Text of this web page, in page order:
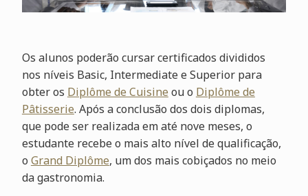
Os alunos poderão cursar certificados divididos
nos níveis Basic, Intermediate e Superior para
obter os Diplôme de Cuisine ou o Diplôme de
Pâtisserie. Após a conclusão dos dois diplomas,
que pode ser realizada em até nove meses, o
estudante recebe o mais alto nível de qualificação,
o Grand Diplôme, um dos mais cobiçados no meio
da gastronomia.